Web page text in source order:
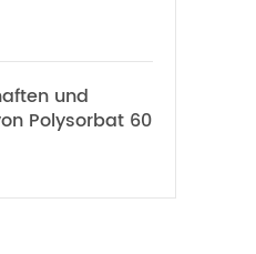
und
Polysorbat 60